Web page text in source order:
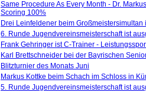
Same Procedure As Every Month - Dr.
Scoring 100%
Drei Leinfeldener beim Großmeistersimultan
6. Runde Jugendvereinsmeisterschaft ist
Frank Gehringer ist C-Trainer -
Karl Brettschneider bei der Bayrischen
Blitzturnier des Monats Juni
Markus Kottke beim Schach im Schloss in
5. Runde Jugendvereinsmeisterschaft ist